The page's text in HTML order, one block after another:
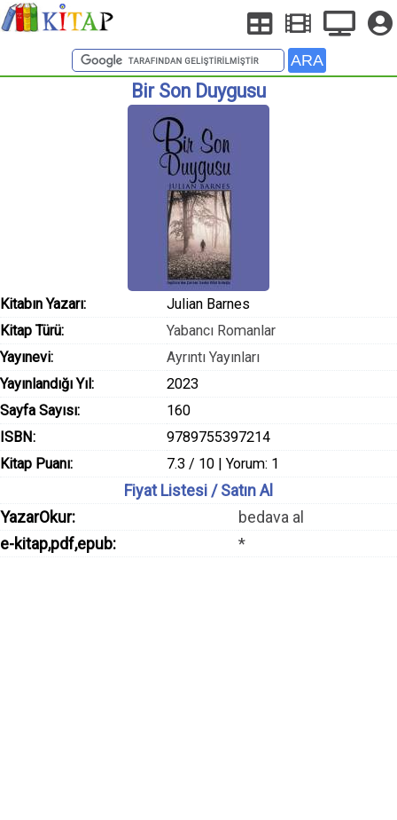
Bir Son Duygusu
Kitabın Yazarı:
Julian Barnes
Kitap Türü:
Yabancı Romanlar
Yayınevi:
Ayrıntı Yayınları
Yayınlandığı Yıl:
2023
Sayfa Sayısı:
160
ISBN:
9789755397214
Kitap Puanı:
7.3 / 10 | Yorum: 1
Fiyat Listesi / Satın Al
YazarOkur:
bedava al
e-kitap,pdf,epub:
*